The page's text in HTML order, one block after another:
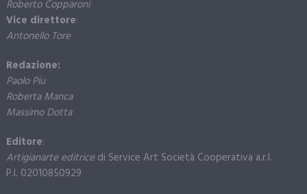
Roberto Copparoni
Vice direttore:
Antonello Tore
Redazione:
Paolo Piu
Roberta Manca
Massimo Dotta
Editore:
Artigianarte editricedi Service Art Società Cooperativa a.r.l.
P.I. 02010850929